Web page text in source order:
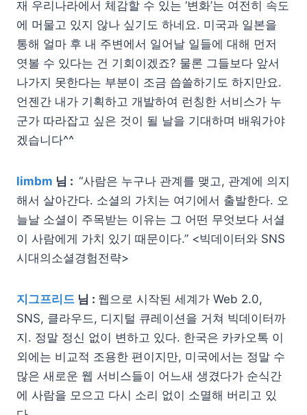
재 우리나라에서 체감할 수 있는 ‘변화’는 여전히 속도
에 머물고 있지 않나 싶기도 하네요. 미국과 일본을
통해 얼마 후 내 주변에서 일어날 일들에 대해 먼저
엿볼 수 있다는 건 기회이겠죠? 물론 그들보다 앞서
나가지 못한다는 부분이 조금 씁쓸하기도 하지만요.
언젠간 내가 기획하고 개발하여 런칭한 서비스가 누
군가 따라잡고 싶은 것이 될 날을 기대하며 배워가야
겠습니다^^
limbm 님 : “사람은 누구나 관계를 맺고, 관계에 의지
해서 살아간다. 소셜의 가치는 여기에서 출발한다. 오
늘날 소셜이 주목받는 이유는 그 어떤 무엇보다 서셜
이 사람에게 가치 있기 때문이다.” <빅데이터와 SNS
시대의소셜경험전략>
지그프리드 님 : 웹으로 시작된 세계가 Web 2.0,
SNS, 클라우드, 디지털 큐레이션을 거쳐 빅데이터까
지. 정말 정신 없이 변하고 있다. 한국은 카카오톡 이
외에는 비교적 조용한 편이지만, 미국에서는 정말 수
많은 새로운 웹 서비스들이 어느새 생겼다가 순식간
에 사람을 모으고 다시 소리 없이 소멸해 버리고 있